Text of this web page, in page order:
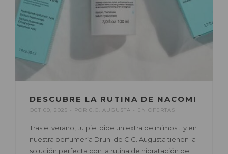
DESCUBRE LA RUTINA DE NACOMI
OCT 09, 2025 POR C.C. AUGUSTA EN OFERTAS
Tras el verano, tu piel pide un extra de mimos… y en
nuestra perfumería Druni de C.C. Augusta tienen la
solución perfecta con la rutina de hidratación de